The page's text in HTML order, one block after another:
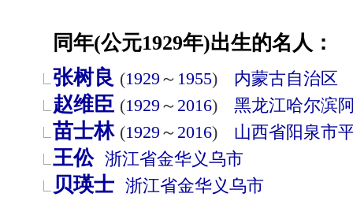
同年(公元1929年)出生的名人：
张树良 (1929 ～ 1955) 内蒙古自治区
赵维臣 (1929 ～ 2016) 黑龙江哈尔滨
苗士林 (1929 ～ 2016) 山西省阳泉市
王伀 浙江省金华义乌市
贝瑛士 浙江省金华义乌市